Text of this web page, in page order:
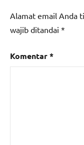
Alamat email Anda
wajib ditandai *
Komentar*